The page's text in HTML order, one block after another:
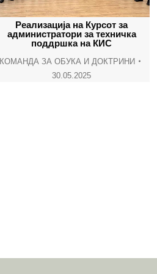
windowwindowwindow
Реализација на Курсот за
администратори за техничка
поддршка на КИС
КОМАНДА ЗА ОБУКА И ДОКТРИНИ
30.05.2025